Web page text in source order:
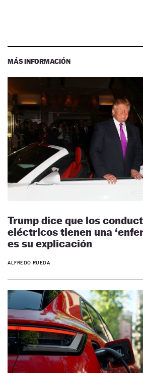
MÁS INFORMACIÓN
Trump dice que los
eléctricos tienen una
es su explicación
ALFREDO RUEDA